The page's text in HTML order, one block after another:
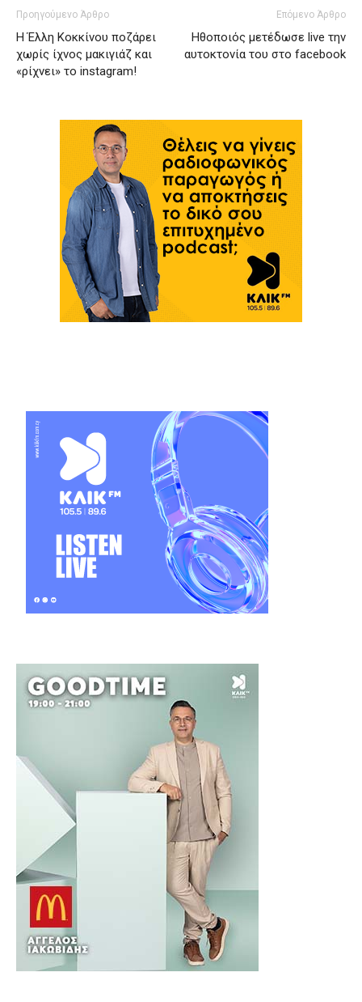
Προηγούμενο Άρθρο
Η Έλλη Κοκκίνου ποζάρει
χωρίς ίχνος μακιγιάζ και
«ρίχνει» το instagram!
Επόμενο Άρθρο
Ηθοποιός μετέδωσε live την
αυτοκτονία του στο facebook